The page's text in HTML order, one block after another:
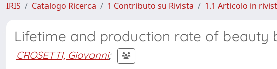
IRIS Catalogo Ricerca 1 Contributo su Rivista 1.1 Articolo in
Lifetime and production rate of
CROSETTI, Giovanni;